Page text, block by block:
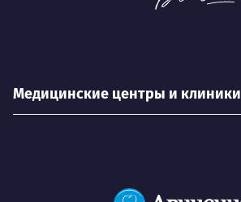
Медицинские центры и клиники